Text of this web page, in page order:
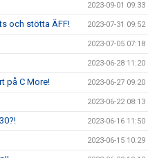
2023-09-01 09:33
och stötta ÄFF! 2023-07-31 09:52
2023-07-05 07:18
2023-06-28 11:20
på C More! 2023-06-27 09:20
2023-06-22 08:13
2023-06-16 11:50
2023-06-15 10:29